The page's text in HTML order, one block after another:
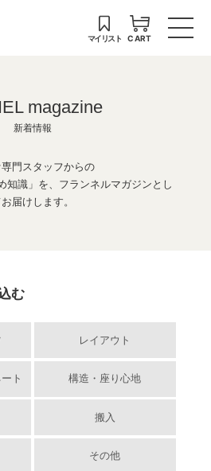
マイリスト CART
magazine
新着情報
専門スタッフからの
知識」を、フランネルマガジンとし
届けします。
む
レイアウト
ト 構造・座り心地
搬入
その他